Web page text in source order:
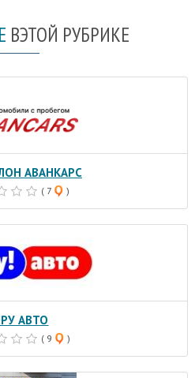
ВЭТОЙ РУБРИКЕ
АВАНКАРС
( 7 )
АВТО
( 9 )